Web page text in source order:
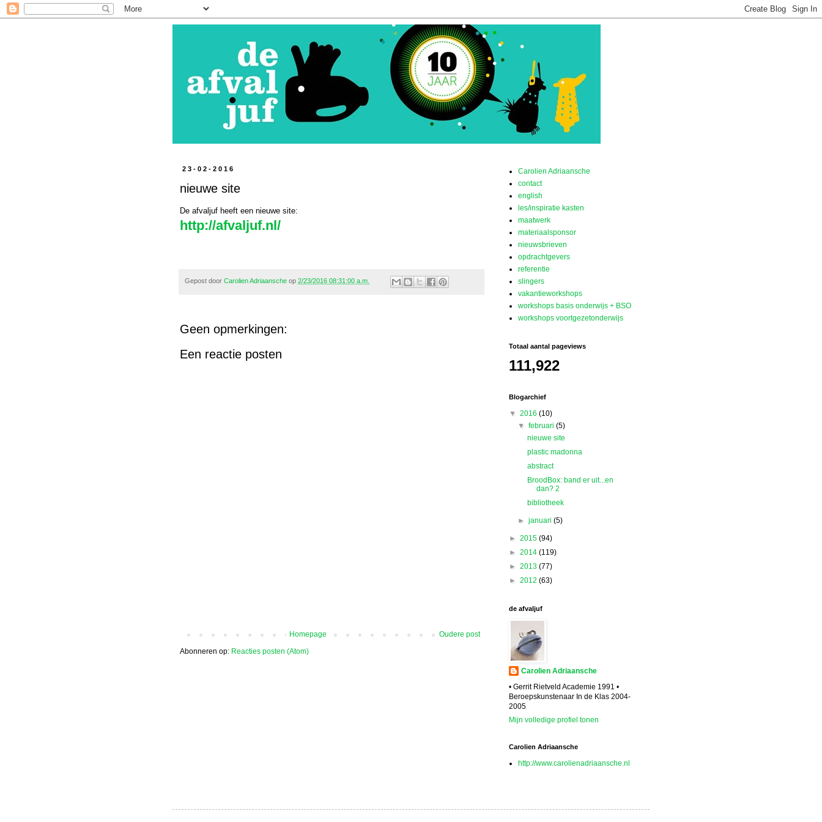
23-02-2016
nieuwe site
De afvaljuf heeft een nieuwe site:
http://afvaljuf.nl/
Gepost door Carolien Adriaansche op 2/23/2016 08:31:00 a.m.
Geen opmerkingen:
Een reactie posten
Oudere post
Homepage
Abonneren op: Reacties posten (Atom)
Carolien Adriaansche
contact
english
les/inspiratie kasten
maatwerk
materiaalsponsor
nieuwsbrieven
opdrachtgevers
referentie
slingers
vakantieworkshops
workshops basis onderwijs + BSO
workshops voortgezetonderwijs
Totaal aantal pageviews
111,922
Blogarchief
▼ 2016 (10)
▼februari(5)
nieuwe site
plastic madonna
abstract
BroodBox: band er uit...en
dan? 2
bibliotheek
►januari(5)
► 2015 (94)
► 2014 (119)
► 2013 (77)
► 2012 (63)
de afvaljuf
Carolien Adriaansche
• Gerrit Rietveld Academie 1991 •
Beroepskunstenaar In de Klas 2004-
2005
Mijn volledige profiel tonen
Carolien Adriaansche
http://www.carolienadriaansche.nl